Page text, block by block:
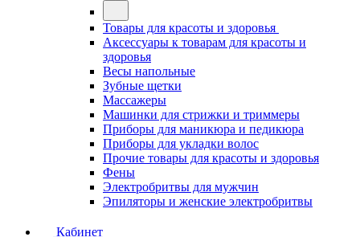
Товары для красоты и здоровья
Аксессуары к товарам для красоты и
здоровья
Весы напольные
Зубные щетки
Массажеры
Машинки для стрижки и триммеры
Приборы для маникюра и педикюра
Приборы для укладки волос
Прочие товары для красоты и здоровья
Фены
Электробритвы для мужчин
Эпиляторы и женские электробритвы
Кабинет